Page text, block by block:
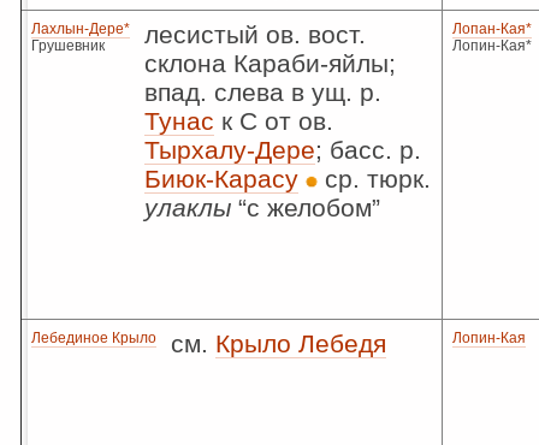
Лахлын-Дере*
Грушевник
лесистый ов. вост.
склона Караби-яйлы;
впад. слева в ущ. р.
Тунас к С от ов.
Тырхалу-Дере; басс. р.
Биюк-Карасу
ср. тюрк.
улаклы “с желобом”
Лопан-Кая*
Лопин-Кая*
Лебединое Крыло см. Крыло Лебедя Лопин-Кая